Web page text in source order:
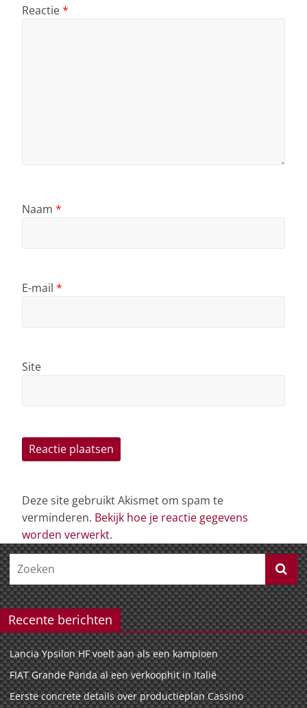
Reactie*
Naam *
E-mail *
Site
Deze site gebruikt Akismet om spam te
verminderen. Bekijk hoe je reactie gegevens
worden verwerkt.
Recente berichten
Lancia Ypsilon HF voelt aan als een kampioen
FIAT Grande Panda al een verkoophit in Italië
Eerste concrete details over productieplan Cassino